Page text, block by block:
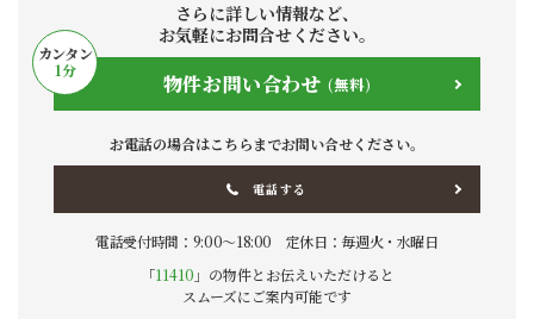
さらに詳しい情報など、
お気軽にお問合せください。
カンタン
1分
物件お問い合わせ (無料)
お電話の場合はこちらまでお問い合せください。
電話する
電話受付時間：9:00〜18:00 定休日：毎週火・水曜日
「11410 」の物件とお伝えいただけると
スムーズにご案内可能です